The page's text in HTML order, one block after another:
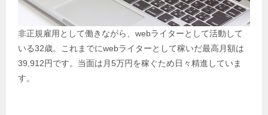
非正規雇用として働きながら、webライターとして活動して
いる32歳。これまでにwebライターとして稼いだ最高月額は
39,912円です。当面は月5万円を稼ぐため日々精進していま
す。